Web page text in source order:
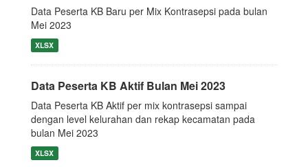
Data Peserta KB Baru per Mix Kontrasepsi pada bulan
Mei 2023
XLSX
Data Peserta KB Aktif Bulan Mei 2023
Data Peserta KB Aktif per mix kontrasepsi sampai
dengan level kelurahan dan rekap kecamatan pada
bulan Mei 2023
XLSX